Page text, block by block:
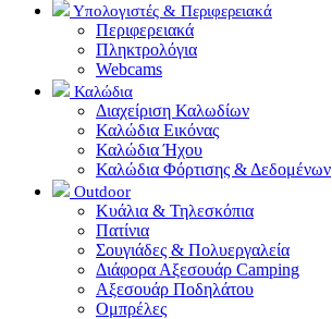
Υπολογιστές & Περιφερειακά
Περιφερειακά
Πληκτρολόγια
Webcams
Καλώδια
Διαχείριση Καλωδίων
Καλώδια Εικόνας
Καλώδια Ήχου
Καλώδια Φόρτισης & Δεδομένων
Outdoor
Κυάλια & Τηλεσκόπια
Πατίνια
Σουγιάδες & Πολυεργαλεία
Διάφορα Αξεσουάρ Camping
Αξεσουάρ Ποδηλάτου
Ομπρέλες